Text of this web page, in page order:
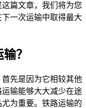
篇文章，我们将为您
一次运输中取得最大
？
先是因为它相较其他
输能够大大减少在途
为重要。铁路运输的